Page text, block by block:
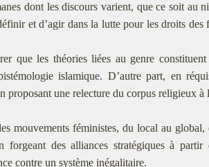
dont les discours varient, que ce soit au
et d’agir dans la lutte pour les droits des
que les théories liées au genre
islamique. D’autre part, en
proposant une relecture du corpus religieux à
mouvements féministes, du local au global,
des alliances stratégiques à partir
contre un système inégalitaire.